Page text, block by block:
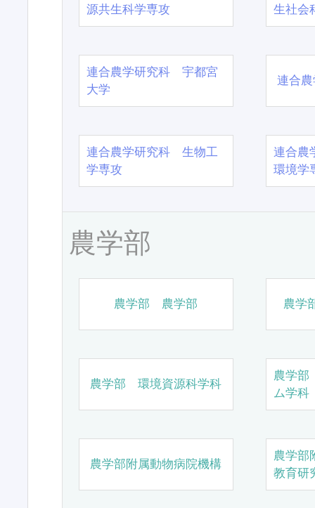
源共生科学専攻
生社会
連合農学研究科 宇都宮
大学
連合
連合農学研究科 生物工
学専攻
連合農
環境学
農学部
農学部 農学部 農学
農学部 環境資源科学科
農学
ム学科
農学部附属動物病院機構
農学部
教育研